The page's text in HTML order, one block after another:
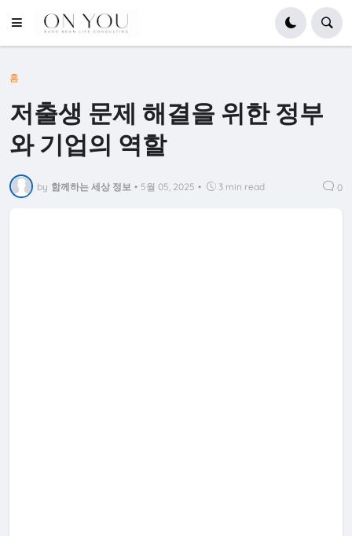
홈
저출생 문제 해결을 위한 정부
와 기업의 역할
by 함께하는 세상 정보 • 5월 05, 2025 • 3 min read 0